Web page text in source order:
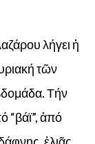
λήγει ἡ
τῶν
Τήν
“βάϊ”, ἀπό